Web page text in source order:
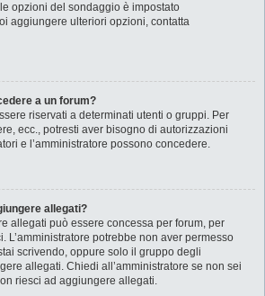
opzioni del sondaggio è impostato
aggiungere ulteriori opzioni, contatta
a un forum?
riservati a determinati utenti o gruppi. Per
ecc., potresti aver bisogno di autorizzazioni
e l’amministratore possono concedere.
allegati?
allegati può essere concessa per forum, per
L’amministratore potrebbe non aver permesso
scrivendo, oppure solo il gruppo degli
allegati. Chiedi all’amministratore se non sei
riesci ad aggiungere allegati.